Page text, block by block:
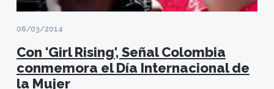
06/03/2014
Con 'Girl Rising', Señal Colombia
conmemora el Día Internacional de
la Mujer